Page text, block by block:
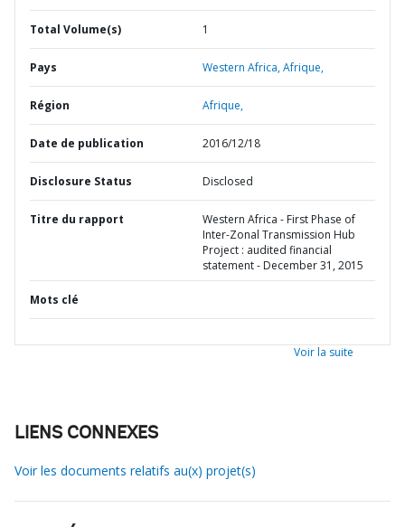
Total Volume(s) 1
Pays Western Africa,Afrique,
Région Afrique,
Date de publication 2016/12/18
Disclosure Status Disclosed
Titre du rapport
Western Africa - First Phase of
Inter-Zonal Transmission Hub
Project : audited financial
statement - December 31, 2015
Mots clé
Voir la suite
LIENS CONNEXES
Voir les documents relatifs au(x) projet(s)